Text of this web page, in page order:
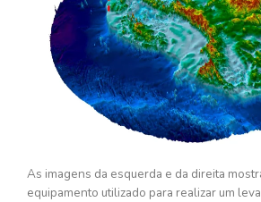
As imagens da esquerda e da direita
equipamento utilizado para realizar um